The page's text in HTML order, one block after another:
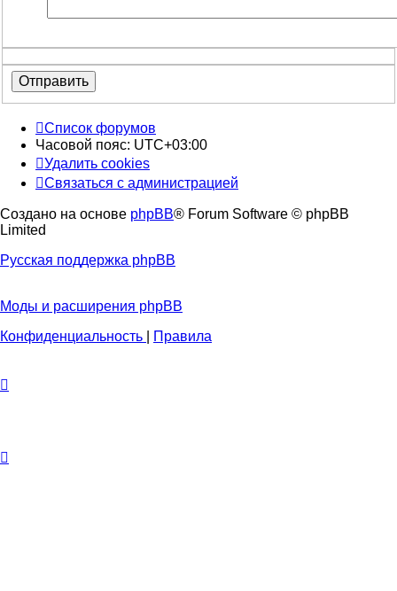
Список форумов
Часовой пояс: UTC+03:00
Удалить cookies
Связаться с администрацией
Создано на основе phpBB® Forum Software © phpBB
Limited
Русская поддержка phpBB
Моды и расширения phpBB
Конфиденциальность
Правила